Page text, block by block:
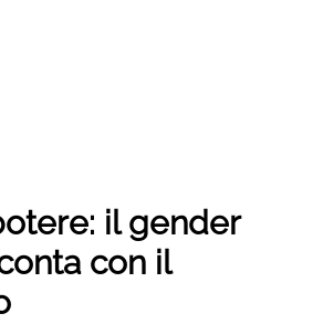
il gender
con il